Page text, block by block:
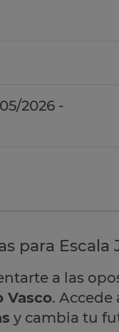
2026 -
para
a las
Vasco. Accede
y cambia tu